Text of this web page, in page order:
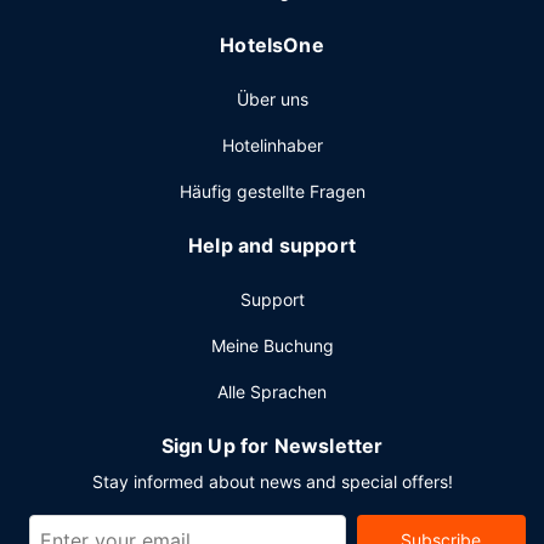
Sonstige Einrichtungen
Businesscenter, ein Express-Check-in und ein Express-
HotelsOne
Über uns
Hotelinhaber
Häufig gestellte Fragen
Help and support
Support
Meine Buchung
Alle Sprachen
Sign Up for Newsletter
Stay informed about news and special offers!
Subscribe